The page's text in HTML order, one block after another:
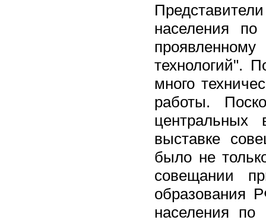
населения
технологий".
много
работы.
центральных
выставке
было не
совещании
образования
населения по